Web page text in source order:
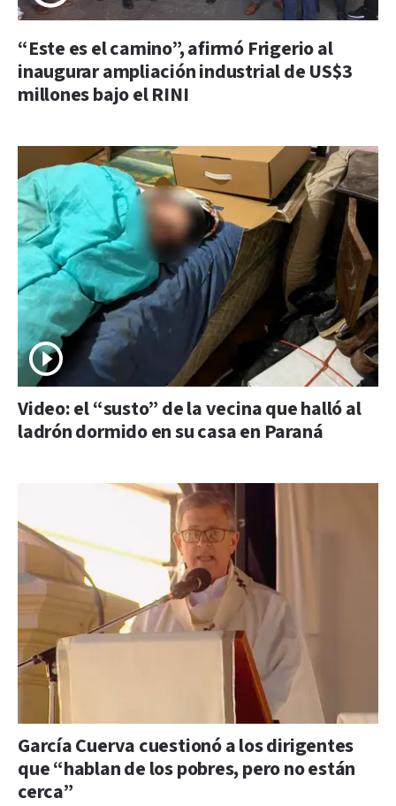
“Este es el camino”, afirmó Frigerio al
inaugurar ampliación industrial de US$3
millones bajo el RINI
Video: el “susto” de la vecina que halló al
ladrón dormido en su casa en Paraná
García Cuerva cuestionó a los dirigentes
que “hablan de los pobres, pero no están
cerca”